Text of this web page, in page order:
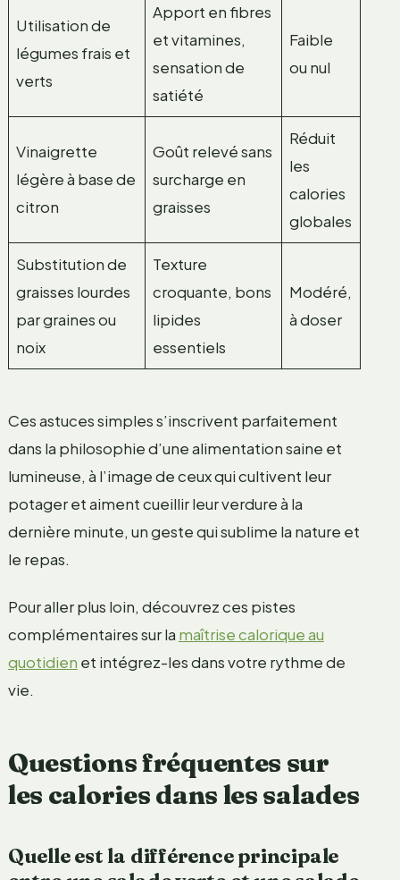
Utilisation de
légumes frais et
verts
Apport en fibres
et vitamines,
sensation de
satiété
Faible
ou nul
Vinaigrette
légère à base de
citron
Goût relevé sans
surcharge en
graisses
Réduit
les
calories
globales
Substitution de
graisses lourdes
par graines ou
noix
Texture
croquante, bons
lipides
essentiels
Modéré,
à doser
Ces astuces simples s’inscrivent parfaitement
dans la philosophie d’une alimentation saine et
lumineuse, à l’image de ceux qui cultivent leur
potager et aiment cueillir leur verdure à la
dernière minute, un geste qui sublime la nature et
le repas.
Pour aller plus loin, découvrez ces pistes
complémentaires sur la maîtrise calorique au
quotidien et intégrez-les dans votre rythme de
vie.
Questions fréquentes sur
les calories dans les salades
Quelle est la différence principale